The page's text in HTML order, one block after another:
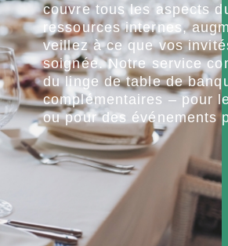
couvre tous les aspects
ressources internes,
veillez à ce que vos
soignée. Notre service
du linge de table de
complémentaires – pour
ou pour des événements